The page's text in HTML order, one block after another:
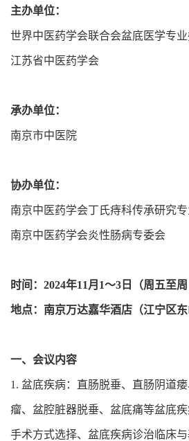
主办单位：
世界中医药学会联合会盆底医学
江苏省中医药学会
承办单位：
南京市中医院
协办单位：
南京中医药学会丁氏痔科传承研究
南京中医药学会炎性肠病专委会
时间：2024年11月1～3日（周五至周
地点：南京万达嘉华酒店（江宁区东
一、会议内容
1. 盆底疾病：直肠脱垂、直肠阴道
瘤、盆腔脏器脱垂、盆底痛等盆底
手术方式选择、盆底疾病诊治临床与